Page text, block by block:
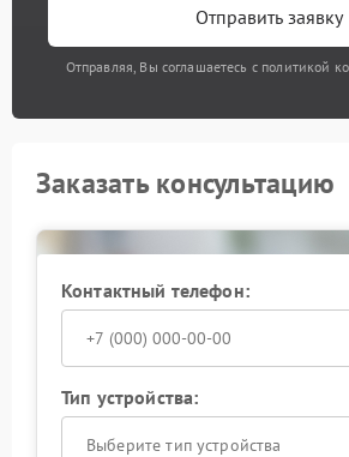
Отправить заявку
Отправляя, Вы соглашаетесь с политикой
Заказать консультацию
Контактный телефон:
Тип устройства:
Выберите тип устройства